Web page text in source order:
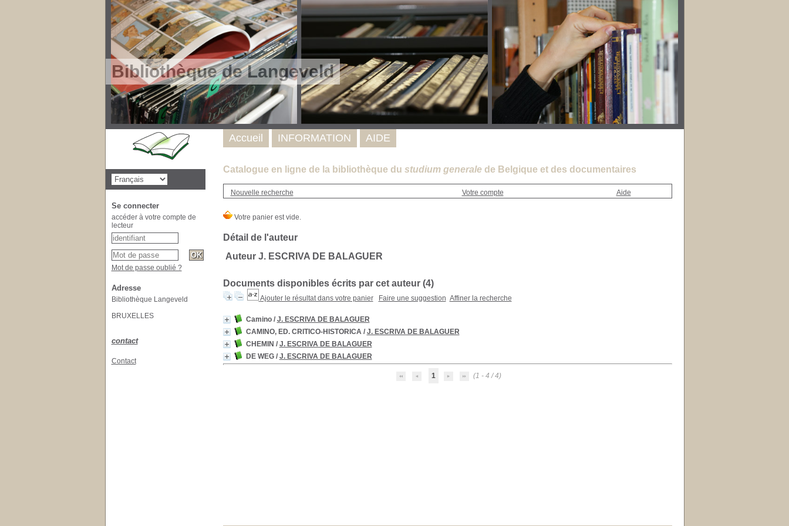
Bibliothèque de Langeveld
Catalogue en ligne de la bibliothèque du studium generalede Belgique et des documentaires
Nouvelle recherche Votre compte Aide
Détail de l'auteur
Auteur J. ESCRIVA DE BALAGUER
Documents disponibles écrits par cet auteur (4)
Ajouter le résultat dans votre panier Faire une suggestion Affiner la recherche
Camino/ J. ESCRIVA DE BALAGUER
CAMINO, ED. CRITICO-HISTORICA/ J. ESCRIVA DE BALAGUER
CHEMIN / J. ESCRIVA DE BALAGUER
DE WEG/ J. ESCRIVA DE BALAGUER
1 (1 - 4 / 4)
Accueil INFORMATION AIDE
Se connecter
accéder à votre compte de
lecteur
Mot de passe oublié ?
Adresse
Bibliothèque Langeveld
BRUXELLES
contact
Contact